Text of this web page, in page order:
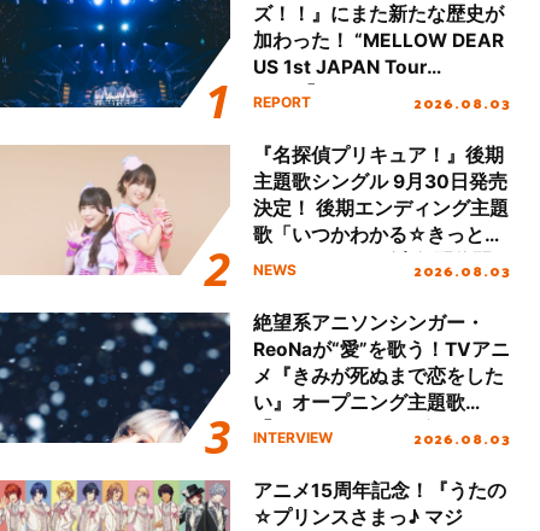
ズ！！』にまた新たな歴史が
加わった！ “MELLOW DEAR
US 1st JAPAN Tour
Final「NICE to meet YOU
ート!!
REPORT 2026.08.03
『名探偵プリキュア！』後期
主題歌シングル 9月30日発売
決定！ 後期エンディング主題
歌「いつかわかる☆きっとあ
える」TVサイズ先行配信開
NEWS 2026.08.03
絶望系アニソンシンガー・
ReoNaが“愛”を歌う！TVアニ
メ『きみが死ぬまで恋をした
い』オープニング主題歌
「Amore」インタビュー
INTERVIEW 2026.08.03
アニメ15周年記念！『うたの
☆プリンスさまっ♪ マジ